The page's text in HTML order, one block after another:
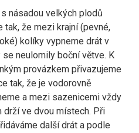
násadou velkých plodů
tak, že mezi krajní (pevné,
kolíky vypneme drát v
neulomily boční větve. K
provázkem přivazujeme
tak, že je vodorovně
a mezi sazenicemi vždy
drží ve dvou místech. Při
další drát a podle